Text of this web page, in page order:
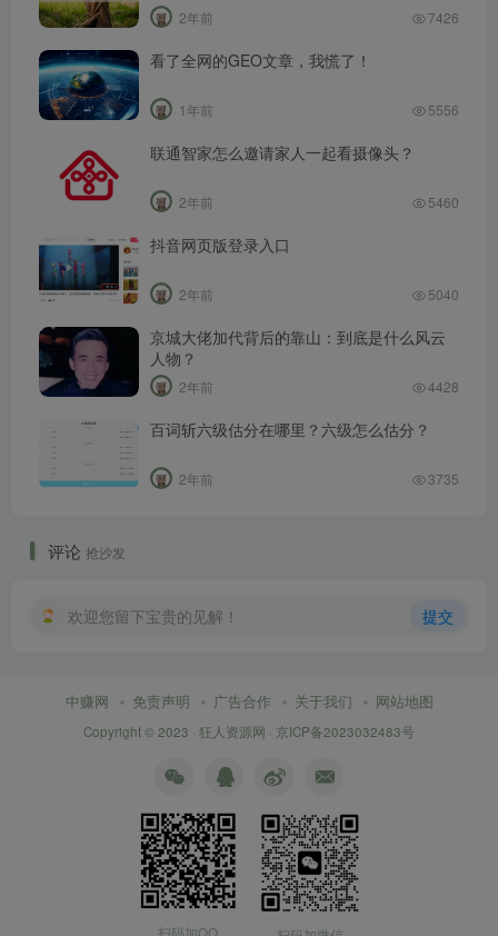
2年前 7426
看了全网的GEO文章，我慌了！
1年前 5556
联通智家怎么邀请家人一起看摄像头？
2年前 5460
抖音网页版登录入口
2年前 5040
京城大佬加代背后的靠山：到底是什么风云
人物？
2年前 4428
百词斩六级估分在哪里？六级怎么估分？
2年前 3735
评论 抢沙发
欢迎您留下宝贵的见解！ 提交
中赚网 免责声明 广告合作 关于我们 网站地图
Copyright © 2023 · 狂人资源网 · 京ICP备2023032483号